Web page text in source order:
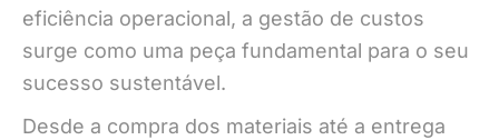
eficiência operacional, a gestão de custos
surge como uma peça fundamental para o seu
sucesso sustentável.
Desde a compra dos materiais até a entrega